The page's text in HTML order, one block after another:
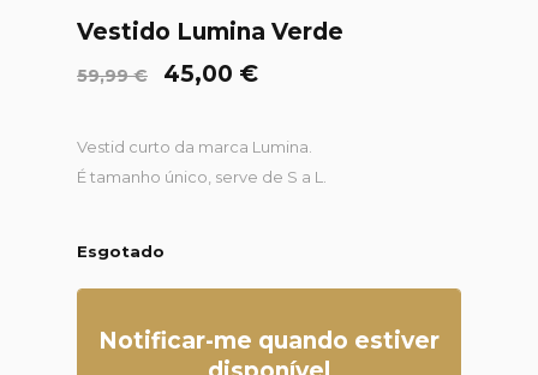
Vestido Lumina Verde
59,99€
O
era:
59,99 €.
45,00 €O
é:
45,00 €.
Vestid curto da marca Lumina.
É tamanho único, serve de S a L.
Esgotado
Notificar-me quando estiver